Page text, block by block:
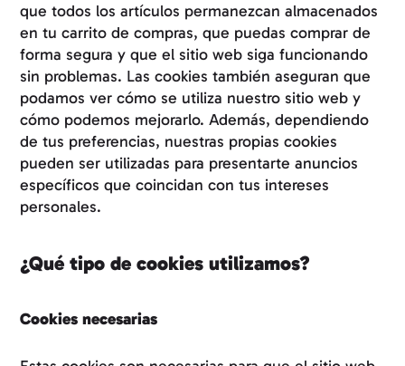
que todos los artículos permanezcan almacenados
en tu carrito de compras, que puedas comprar de
forma segura y que el sitio web siga funcionando
sin problemas. Las cookies también aseguran que
podamos ver cómo se utiliza nuestro sitio web y
cómo podemos mejorarlo. Además, dependiendo
de tus preferencias, nuestras propias cookies
pueden ser utilizadas para presentarte anuncios
específicos que coincidan con tus intereses
personales.
¿Qué tipo de cookies utilizamos?
Cookies necesarias